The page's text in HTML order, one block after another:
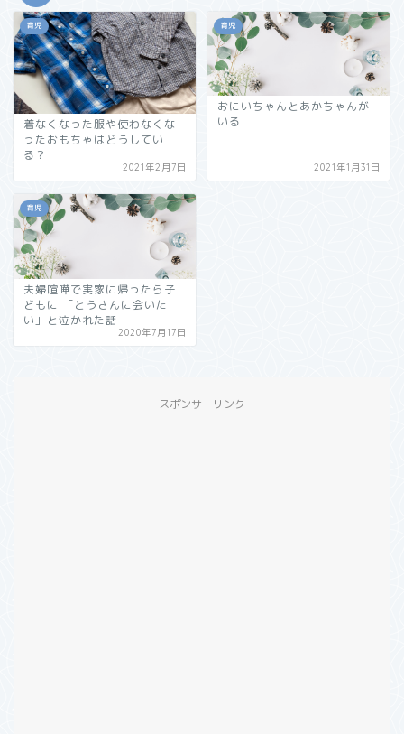
育児
着なくなった服や使わなくな
ったおもちゃはどうしてい
る？
2021年2月7日
育児
おにいちゃんとあかちゃんが
いる
2021年1月31日
育児
夫婦喧嘩で実家に帰ったら子
どもに 「とうさんに会いた
い」と泣かれた話
2020年7月17日
スポンサーリンク